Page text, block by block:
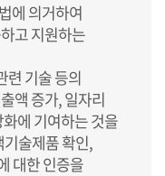
에 의거하여
고 지원하는
련 기술 등의
액 증가, 일자리
에 기여하는 것을
술제품 확인,
대한 인증을